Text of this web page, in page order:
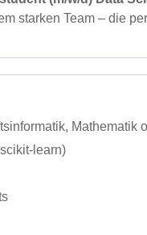
starken Team – die
Mathematik
learn)